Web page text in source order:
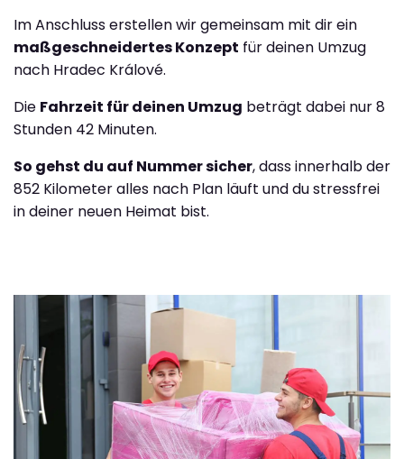
Im Anschluss erstellen wir gemeinsam mit dir ein
maßgeschneidertes Konzept für deinen Umzug
nach Hradec Králové.
Die Fahrzeit für deinen Umzug beträgt dabei nur 8
Stunden 42 Minuten.
So gehst du auf Nummer sicher, dass innerhalb der
852 Kilometer alles nach Plan läuft und du stressfrei
in deiner neuen Heimat bist.